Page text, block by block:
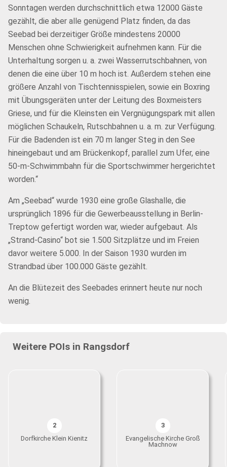
Sonntagen werden durchschnittlich etwa 12000 Gäste
gezählt, die aber alle genügend Platz finden, da das
Seebad bei derzeitiger Größe mindestens 20000
Menschen ohne Schwierigkeit aufnehmen kann. Für die
Unterhaltung sorgen u. a. zwei Wasserrutschbahnen, von
denen die eine über 10 m hoch ist. Außerdem stehen eine
größere Anzahl von Tischtennisspielen, sowie ein Boxring
mit Übungsgeräten unter der Leitung des Boxmeisters
Griese, und für die Kleinsten ein Vergnügungspark mit allen
möglichen Schaukeln, Rutschbahnen u. a. m. zur Verfügung.
Für die Badenden ist ein 70 m langer Steg in den See
hineingebaut und am Brückenkopf, parallel zum Ufer, eine
50-m-Schwimmbahn für die Sportschwimmer hergerichtet
worden.“
Am „Seebad“ wurde 1930 eine große Glashalle, die
ursprünglich 1896 für die Gewerbeausstellung in Berlin-
Treptow gefertigt worden war, wieder aufgebaut. Als
„Strand-Casino“ bot sie 1.500 Sitzplätze und im Freien
davor weitere 5.000. In der Saison 1930 wurden im
Strandbad über 100.000 Gäste gezählt.
An die Blütezeit des Seebades erinnert heute nur noch
wenig.
Weitere POIs in Rangsdorf
2
Dorfkirche Klein Kienitz
3
Evangelische Kirche Groß
Machnow